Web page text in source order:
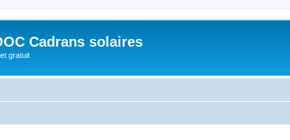
Cadrans solaires
gratuit